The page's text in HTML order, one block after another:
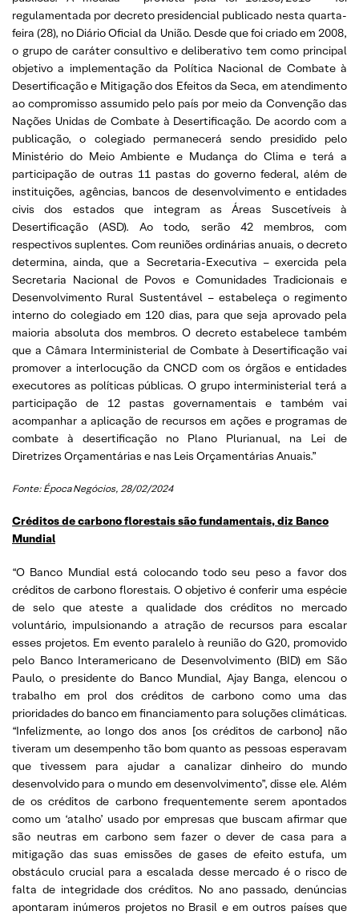
regulamentada por decreto presidencial publicado nesta quarta-
feira (28), no Diário Oficial da União. Desde que foi criado em 2008,
o grupo de caráter consultivo e deliberativo tem como principal
objetivo a implementação da Política Nacional de Combate à
Desertificação e Mitigação dos Efeitos da Seca, em atendimento
ao compromisso assumido pelo país por meio da Convenção das
Nações Unidas de Combate à Desertificação. De acordo com a
publicação, o colegiado permanecerá sendo presidido pelo
Ministério do Meio Ambiente e Mudança do Clima e terá a
participação de outras 11 pastas do governo federal, além de
instituições, agências, bancos de desenvolvimento e entidades
civis dos estados que integram as Áreas Suscetíveis à
Desertificação (ASD). Ao todo, serão 42 membros, com
respectivos suplentes. Com reuniões ordinárias anuais, o decreto
determina, ainda, que a Secretaria-Executiva – exercida pela
Secretaria Nacional de Povos e Comunidades Tradicionais e
Desenvolvimento Rural Sustentável – estabeleça o regimento
interno do colegiado em 120 dias, para que seja aprovado pela
maioria absoluta dos membros. O decreto estabelece também
que a Câmara Interministerial de Combate à Desertificação vai
promover a interlocução da CNCD com os órgãos e entidades
executores as políticas públicas. O grupo interministerial terá a
participação de 12 pastas governamentais e também vai
acompanhar a aplicação de recursos em ações e programas de
combate à desertificação no Plano Plurianual, na Lei de
Diretrizes Orçamentárias e nas Leis Orçamentárias Anuais.”
Fonte: Época Negócios, 28/02/2024
Créditos de carbono florestais são fundamentais, diz Banco
Mundial
“O Banco Mundial está colocando todo seu peso a favor dos
créditos de carbono florestais. O objetivo é conferir uma espécie
de selo que ateste a qualidade dos créditos no mercado
voluntário, impulsionando a atração de recursos para escalar
esses projetos. Em evento paralelo à reunião do G20, promovido
pelo Banco Interamericano de Desenvolvimento (BID) em São
Paulo, o presidente do Banco Mundial, Ajay Banga, elencou o
trabalho em prol dos créditos de carbono como uma das
prioridades do banco em financiamento para soluções climáticas.
“Infelizmente, ao longo dos anos [os créditos de carbono] não
tiveram um desempenho tão bom quanto as pessoas esperavam
que tivessem para ajudar a canalizar dinheiro do mundo
desenvolvido para o mundo em desenvolvimento”, disse ele. Além
de os créditos de carbono frequentemente serem apontados
como um ‘atalho’ usado por empresas que buscam afirmar que
são neutras em carbono sem fazer o dever de casa para a
mitigação das suas emissões de gases de efeito estufa, um
obstáculo crucial para a escalada desse mercado é o risco de
falta de integridade dos créditos. No ano passado, denúncias
apontaram inúmeros projetos no Brasil e em outros países que